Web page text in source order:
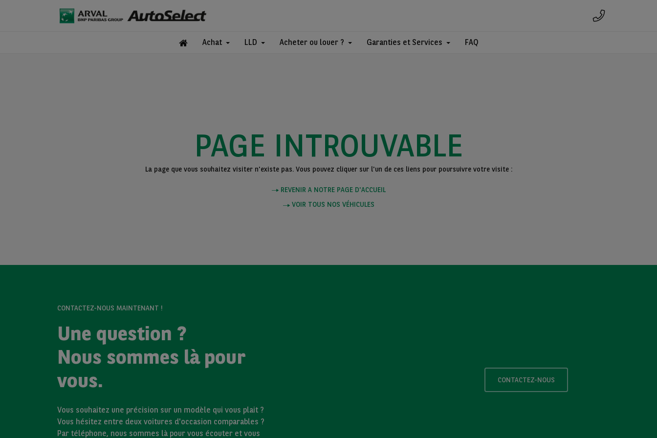
Achat LLD Acheter ou louer ? Garanties et Services FAQ
PAGE INTROUVABLE
La page que vous souhaitez visiter n'existe pas. Vous pouvez cliquer sur l'un de ces liens pour poursuivre votre visite :
REVENIR A NOTRE PAGE D'ACCUEIL
VOIR TOUS NOS VÉHICULES
CONTACTEZ-NOUS MAINTENANT !
Une question ?
Nous sommes là pour
vous.
Vous souhaitez une précision sur un modèle qui vous plait ?
Vous hésitez entre deux voitures d'occasion comparables ?
Par téléphone, nous sommes là pour vous écouter et vous
CONTACTEZ-NOUS